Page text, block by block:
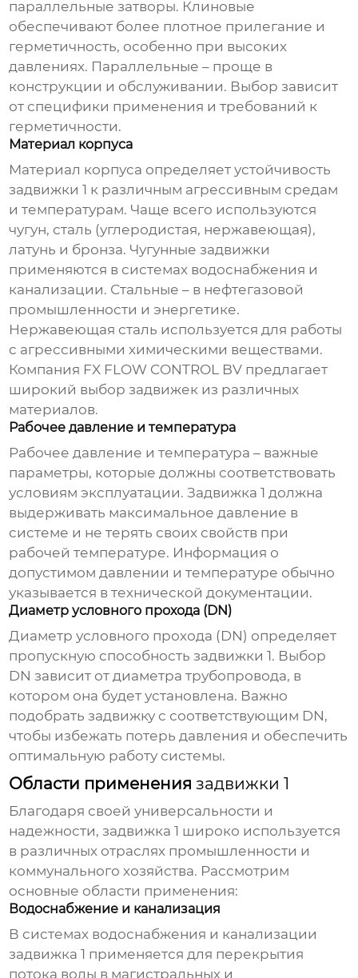
параллельные затворы. Клиновые
обеспечивают более плотное прилегание и
герметичность, особенно при высоких
давлениях. Параллельные – проще в
конструкции и обслуживании. Выбор зависит
от специфики применения и требований к
герметичности.
Материал корпуса
Материал корпуса определяет устойчивость
задвижки 1 к различным агрессивным средам
и температурам. Чаще всего используются
чугун, сталь (углеродистая, нержавеющая),
латунь и бронза. Чугунные задвижки
применяются в системах водоснабжения и
канализации. Стальные – в нефтегазовой
промышленности и энергетике.
Нержавеющая сталь используется для работы
с агрессивными химическими веществами.
Компания FX FLOW CONTROL BV предлагает
широкий выбор задвижек из различных
материалов.
Рабочее давление и температура
Рабочее давление и температура – важные
параметры, которые должны соответствовать
условиям эксплуатации.Задвижка 1 должна
выдерживать максимальное давление в
системе и не терять своих свойств при
рабочей температуре. Информация о
допустимом давлении и температуре обычно
указывается в технической документации.
Диаметр условного прохода (DN)
Диаметр условного прохода (DN) определяет
пропускную способностьзадвижки 1. Выбор
DN зависит от диаметра трубопровода, в
котором она будет установлена. Важно
подобрать задвижку с соответствующим DN,
чтобы избежать потерь давления и обеспечить
оптимальную работу системы.
Области применениязадвижки 1
Благодаря своей универсальности и
надежности,задвижка 1 широко используется
в различных отраслях промышленности и
коммунального хозяйства. Рассмотрим
основные области применения:
Водоснабжение и канализация
В системах водоснабжения и канализации
задвижка 1 применяется для перекрытия
потока воды в магистральных и